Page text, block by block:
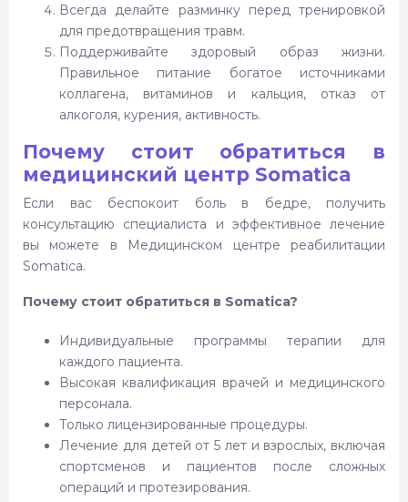
Всегда делайте разминку перед тренировкой
для предотвращения травм.
Поддерживайте здоровый образ жизни.
Правильное питание богатое источниками
коллагена, витаминов и кальция, отказ от
алкоголя, курения, активность.
Почему стоит обратиться в
медицинский центр Somatica
Если вас беспокоит боль в бедре, получить
консультацию специалиста и эффективное лечение
вы можете в Медицинском центре реабилитации
Somatica.
Почему стоит обратиться в Somatica?
Индивидуальные программы терапии для
каждого пациента.
Высокая квалификация врачей и медицинского
персонала.
Только лицензированные процедуры.
Лечение для детей от 5 лет и взрослых, включая
спортсменов и пациентов после сложных
операций и протезирования.